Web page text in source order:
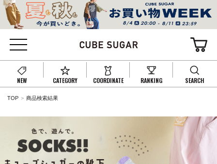
NEW CATEGORY COORDINATE RANKING SEARCH
TOP 商品検索結果